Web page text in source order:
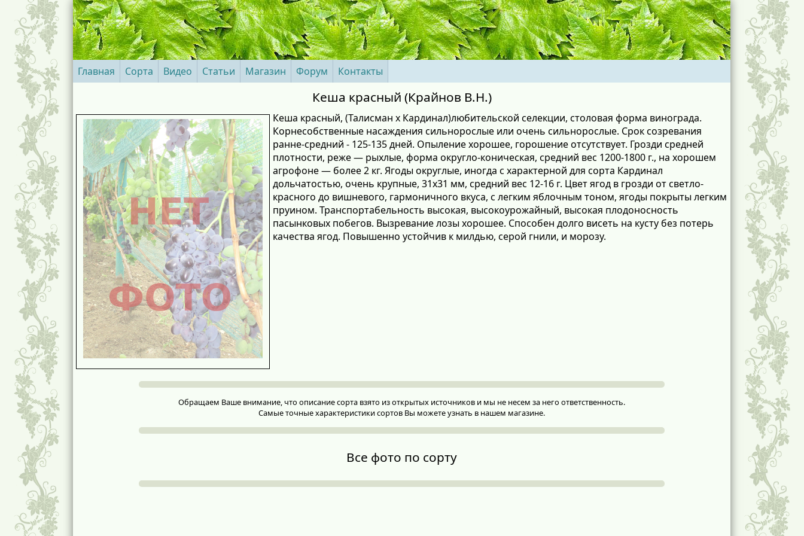
Главная Сорта Видео Статьи Магазин Форум Контакты
Кеша красный (Крайнов В.Н.)
Кеша красный, (Талисман х Кардинал)любительской селекции, столовая форма винограда.
Корнесобственные насаждения сильнорослые или очень сильнорослые. Срок созревания
ранне-средний - 125-135 дней. Опыление хорошее, горошение отсутствует. Грозди средней
плотности, реже — рыхлые, форма округло-коническая, средний вес 1200-1800 г., на хорошем
агрофоне — более 2 кг. Ягоды округлые, иногда с характерной для сорта Кардинал
дольчатостью, очень крупные, 31x31 мм, средний вес 12-16 г. Цвет ягод в грозди от светло-
красного до вишневого, гармоничного вкуса, с легким яблочным тоном, ягоды покрыты легким
пруином. Транспортабельность высокая, высокоурожайный, высокая плодоносность
пасынковых побегов. Вызревание лозы хорошее. Способен долго висеть на кусту без потерь
качества ягод. Повышенно устойчив к милдью, серой гнили, и морозу.
Обращаем Ваше внимание, что описание сорта взято из открытых источников и мы не несем за него ответственность.
Самые точные характеристики сортов Вы можете узнать в нашем магазине.
Все фото по сорту